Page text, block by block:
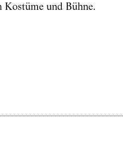
und Bühne.